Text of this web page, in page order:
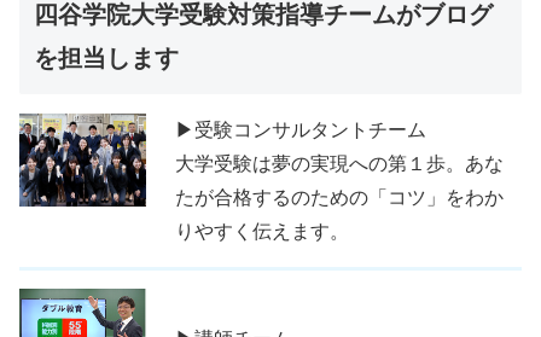
四谷学院大学受験対策指導チームがブログ
を担当します
▶受験コンサルタントチーム
大学受験は夢の実現への第１歩。あな
たが合格するのための「コツ」をわか
りやすく伝えます。